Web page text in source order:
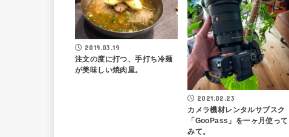
2019.03.19
注文の度に打つ、手打ち冷麺
が美味しい焼肉屋。
2021.02.23
カメラ機材レンタルサブスク
「GooPass」を一ヶ月使って
みて。